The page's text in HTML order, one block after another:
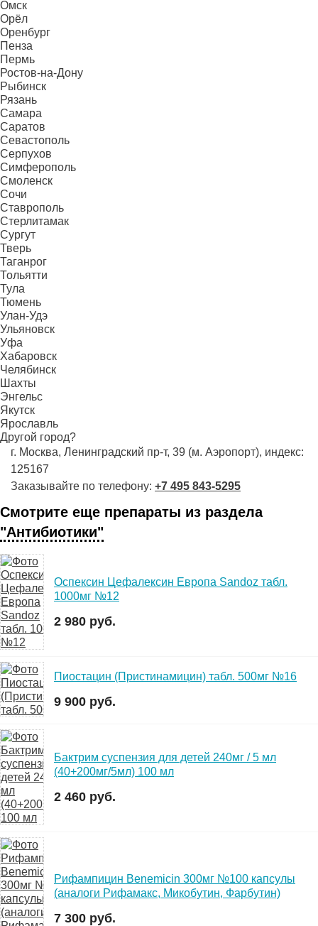
Омск
Орёл
Оренбург
Пенза
Пермь
Ростов-на-Дону
Рыбинск
Рязань
Самара
Саратов
Севастополь
Серпухов
Симферополь
Смоленск
Сочи
Ставрополь
Стерлитамак
Сургут
Тверь
Таганрог
Тольятти
Тула
Тюмень
Улан-Удэ
Ульяновск
Уфа
Хабаровск
Челябинск
Шахты
Энгельс
Якутск
Ярославль
Другой город?
г. Москва, Ленинградский пр-т, 39 (м. Аэропорт), индекс:
125167
Заказывайте по телефону: +7 495 843-5295
Смотрите еще препараты из раздела
"Антибиотики"
Оспексин Цефалексин Европа Sandoz табл.
1000мг №12
2 980 руб.
Пиостацин (Пристинамицин) табл. 500мг №16
9 900 руб.
Бактрим суспензия для детей 240мг / 5 мл
(40+200мг/5мл) 100 мл
2 460 руб.
Рифампицин Benemicin 300мг №100 капсулы
(аналоги Рифамакс, Микобутин, Фарбутин)
7 300 руб.